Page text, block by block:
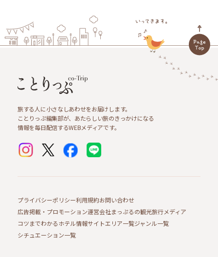
旅する人に小さなしあわせをお届けします。
ことりっぷ編集部が、あたらしい旅のきっかけになる
情報を毎日配信するWEBメディアです。
プライバシーポリシー利用規約お問い合わせ
広告掲載・プロモーション運営会社まっぷるの観光旅行メディア
コツまでわかるホテル情報サイトエリア一覧ジャンル一覧
シチュエーション一覧